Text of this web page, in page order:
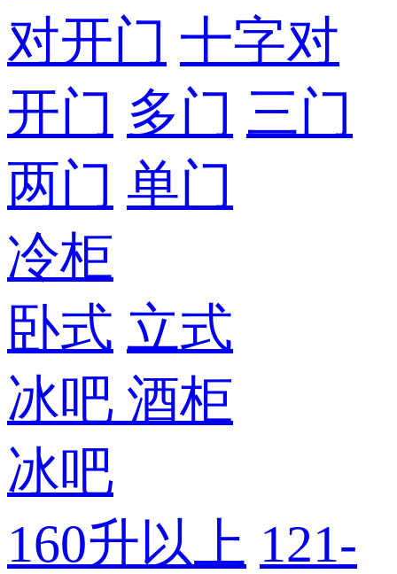
对开门 十字对
开门 多门 三门
两门 单门
冷柜
卧式 立式
冰吧 酒柜
冰吧
160升以上 121-